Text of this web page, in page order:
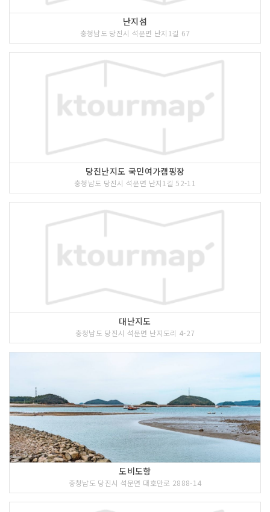
난지섬
충청남도 당진시 석문면 난지1길 67
당진난지도 국민여가캠핑장
충청남도 당진시 석문면 난지1길 52-11
대난지도
충청남도 당진시 석문면 난지도리 4-27
도비도항
충청남도 당진시 석문면 대호만로 2888-14